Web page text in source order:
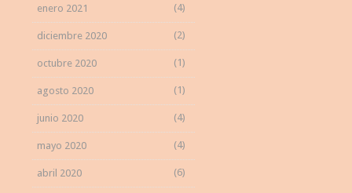
enero 2021 (4)
diciembre 2020 (2)
octubre 2020 (1)
agosto 2020 (1)
junio 2020 (4)
mayo 2020 (4)
abril 2020 (6)